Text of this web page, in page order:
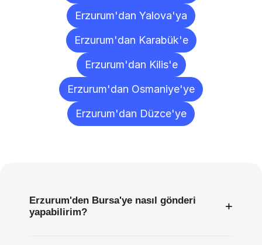
Erzurum'dan Yalova'ya
Erzurum'dan Karabük'e
Erzurum'dan Kilis'e
Erzurum'dan Osmaniye'ye
Erzurum'dan Düzce'ye
Erzurum'den Bursa'ye nasıl gönderi
yapabilirim?
+